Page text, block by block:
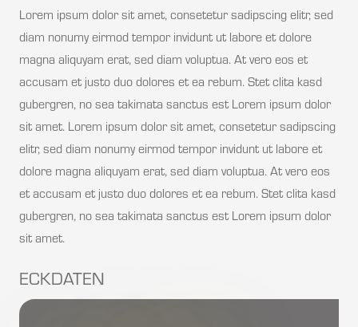
Lorem ipsum dolor sit amet, consetetur sadipscing elitr, sed
diam nonumy eirmod tempor invidunt ut labore et dolore
magna aliquyam erat, sed diam voluptua. At vero eos et
accusam et justo duo dolores et ea rebum. Stet clita kasd
gubergren, no sea takimata sanctus est Lorem ipsum dolor
sit amet. Lorem ipsum dolor sit amet, consetetur sadipscing
elitr, sed diam nonumy eirmod tempor invidunt ut labore et
dolore magna aliquyam erat, sed diam voluptua. At vero eos
et accusam et justo duo dolores et ea rebum. Stet clita kasd
gubergren, no sea takimata sanctus est Lorem ipsum dolor
sit amet.
ECKDATEN